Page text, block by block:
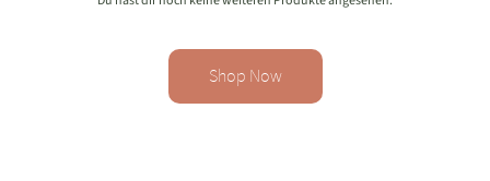
Shop Now